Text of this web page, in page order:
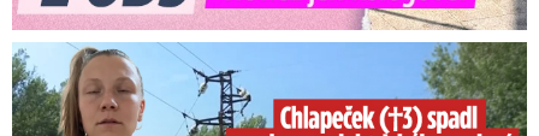
Smrtelný pád chlapce: Matka vydala vyjádření na 16 stran